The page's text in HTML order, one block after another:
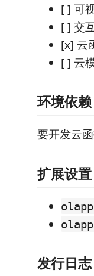
[ ] 可
[ ] 交
[x] 云
[ ] 云
环境依赖
要开发云
扩展设置
发行日志